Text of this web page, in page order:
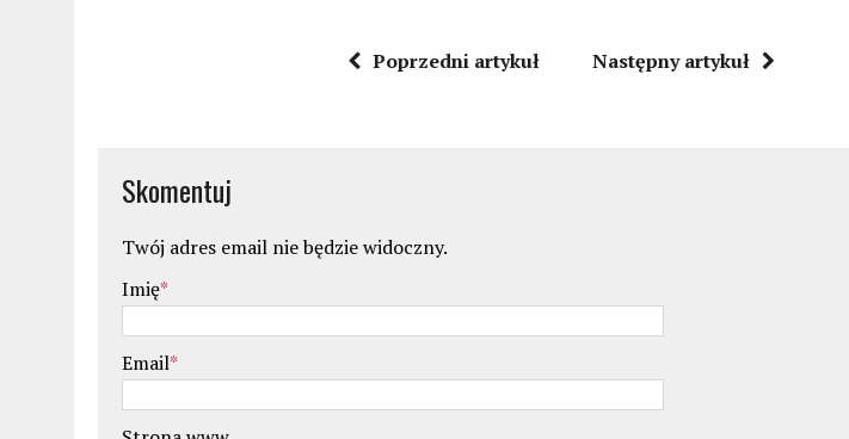
Poprzedni artykuł Następny artykuł
Skomentuj
Twój adres email nie będzie widoczny.
Imię*
Email*